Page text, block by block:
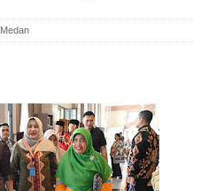
Medan